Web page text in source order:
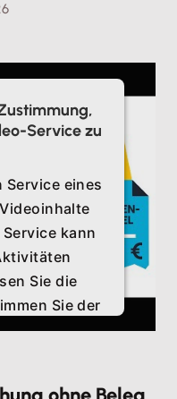
Service zu
Service eines
kann
Sie die
Sie der
zu, um